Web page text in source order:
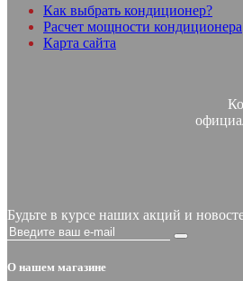
Как выбрать кондиционер?
Расчет мощности кондиционера
Карта сайта
Будьте в курсе наших акций и
О нашем магазине